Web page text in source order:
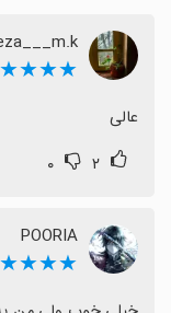
عالی
۲ ۰
POORIA